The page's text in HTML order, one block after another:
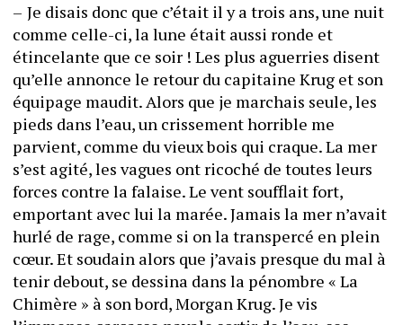
–	Je disais donc que c’était il y a trois ans, une nuit
comme celle-ci, la lune était aussi ronde et
étincelante que ce soir ! Les plus aguerries disent
qu’elle annonce le retour du capitaine Krug et son
équipage maudit. Alors que je marchais seule, les
pieds dans l’eau, un crissement horrible me
parvient, comme du vieux bois qui craque. La mer
s’est agité, les vagues ont ricoché de toutes leurs
forces contre la falaise. Le vent soufflait fort,
emportant avec lui la marée. Jamais la mer n’avait
hurlé de rage, comme si on la transpercé en plein
cœur. Et soudain alors que j’avais presque du mal à
tenir debout, se dessina dans la pénombre « La
Chimère » à son bord, Morgan Krug. Je vis